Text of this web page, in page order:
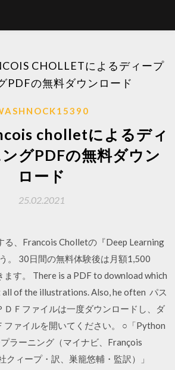
CHOLLETによるディープ
PDFの無料ダウンロード
cholletによるディ
グPDFの無料ダウン
ロード
25.02.2021
る、Francois Cholletの『Deep Learning
。 30日間の無料体験後は月額1,500
す。 There is a PDF to download which
of the illustrations. Also, he often パス
ＤＦファイルは一度ダウンロードし、ダ
ファイルを開いてください。 ○「Python
ラーニング（マイナビ、François
ィープ・訳、巣籠悠輔・監訳）」